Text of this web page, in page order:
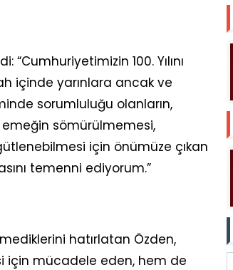
“Cumhuriyetimizin 100. Yılını
içinde yarınlara ancak ve
sorumluluğu olanların,
emeğin sömürülmemesi,
için önümüze çıkan
temenni ediyorum.”
hatırlatan Özden,
için mücadele eden, hem de